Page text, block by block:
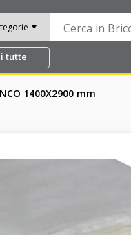
tutte
1400X2900 mm